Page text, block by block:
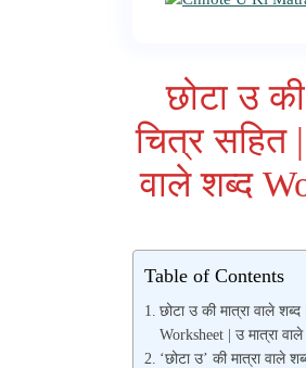
छोटा उ
चित्र सहित
वाले शब्द
Table of Contents
छोटा उ की मात्रा वाले
Worksheet | उ मात्रा
‘छोटा उ’ की मात्रा